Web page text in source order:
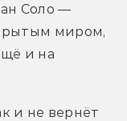
Соло —
миром,
и на
и не вернёт